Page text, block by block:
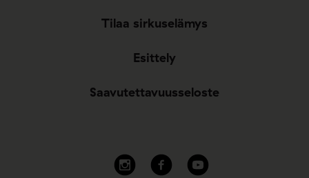
Tilaa sirkuselämys
Esittely
Saavutettavuusseloste